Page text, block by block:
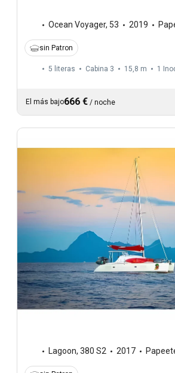
Ocean Voyager, 53 2019
sin Patron
5 literas Cabina 3 15,8 m 1
El más bajo666 € / noche
Lagoon, 380 S2 2017